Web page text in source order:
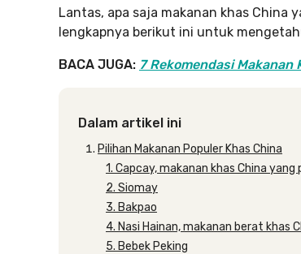
Lantas, apa saja makanan khas China
lengkapnya berikut ini untuk
BACA JUGA: 7 Rekomendasi Makanan
Dalam artikel ini
Pilihan Makanan Populer Khas China
1. Capcay, makanan khas China yang
2. Siomay
3. Bakpao
4. Nasi Hainan, makanan berat khas
5. Bebek Peking